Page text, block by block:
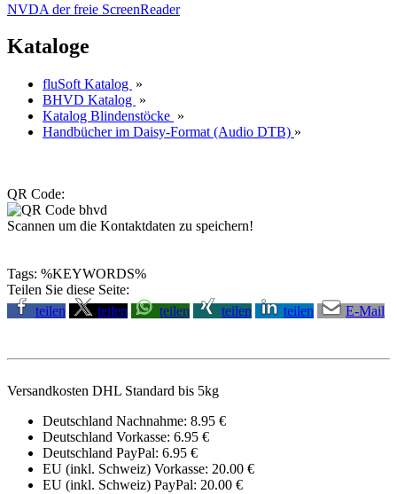
NVDA der freie ScreenReader
Kataloge
fluSoft Katalog »
BHVD Katalog »
Katalog Blindenstöcke »
Handbücher im Daisy-Format (Audio DTB) »
QR Code:
Scannen um die Kontaktdaten zu speichern!
Tags: %KEYWORDS%
Teilen Sie diese Seite:
teilen
teilen teilen teilen teilen E-Mail
Versandkosten DHL Standard bis 5kg
Deutschland Nachnahme: 8.95 €
Deutschland Vorkasse: 6.95 €
Deutschland PayPal: 6.95 €
EU (inkl. Schweiz) Vorkasse: 20.00 €
EU (inkl. Schweiz) PayPal: 20.00 €